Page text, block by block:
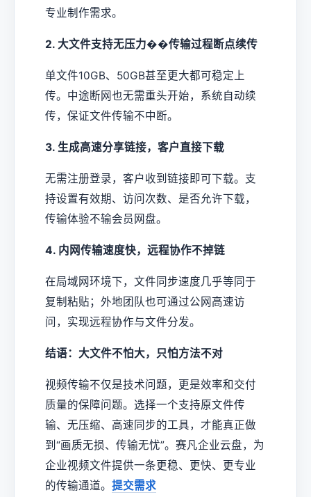
专业制作需求。
2. 大文件支持无压力��传输过程断点续传
单文件10GB、50GB甚至更大都可稳定上
传。中途断网也无需重头开始，系统自动续
传，保证文件传输不中断。
3. 生成高速分享链接，客户直接下载
无需注册登录，客户收到链接即可下载。支
持设置有效期、访问次数、是否允许下载，
传输体验不输会员网盘。
4. 内网传输速度快，远程协作不掉链
在局域网环境下，文件同步速度几乎等同于
复制粘贴；外地团队也可通过公网高速访
问，实现远程协作与文件分发。
结语：大文件不怕大，只怕方法不对
视频传输不仅是技术问题，更是效率和交付
质量的保障问题。选择一个支持原文件传
输、无压缩、高速同步的工具，才能真正做
到“画质无损、传输无忧”。赛凡企业云盘，为
企业视频文件提供一条更稳、更快、更专业
的传输通道。 提交需求